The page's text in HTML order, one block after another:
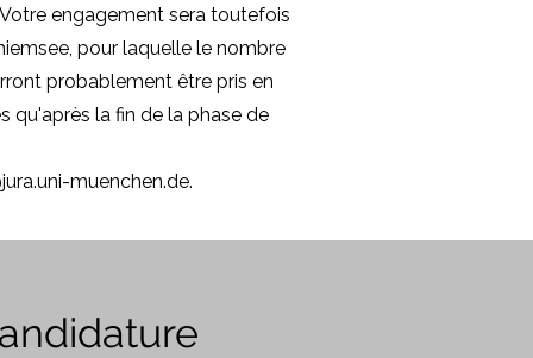
engagement sera toutefois
pour laquelle le nombre
probablement être pris en
qu'après la fin de la phase de
muenchen.de.